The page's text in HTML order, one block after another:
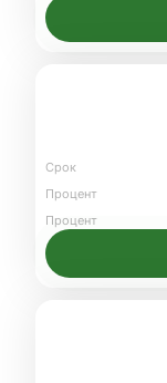
Срок
Процент
Процент